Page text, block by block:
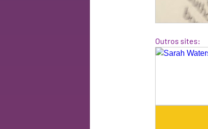
Outros sites: